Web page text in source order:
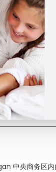
1 客房, 1 位成人、0
中央商务区